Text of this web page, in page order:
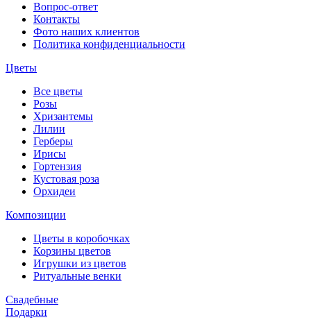
Вопрос-ответ
Контакты
Фото наших клиентов
Политика конфиденциальности
Цветы
Все цветы
Розы
Хризантемы
Лилии
Герберы
Ирисы
Гортензия
Кустовая роза
Орхидеи
Композиции
Цветы в коробочках
Корзины цветов
Игрушки из цветов
Ритуальные венки
Свадебные
Подарки